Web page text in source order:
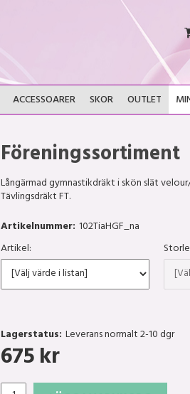
ACCESSOARER SKOR OUTLET
Föreningssortiment
Långärmad gymnastikdräkt i skön slät
Tävlingsdräkt FT.
Artikelnummer: 102TiaHGF_na
Artikel:
Lagerstatus: Leverans normalt 2-10 dgr
675kr